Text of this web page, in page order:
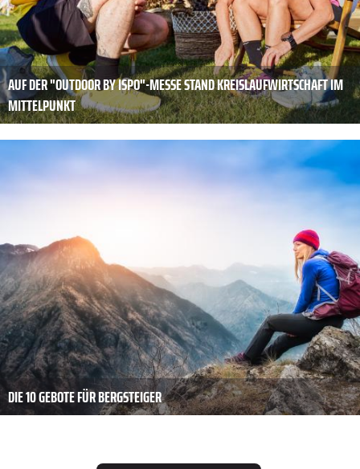
AUF DER "OUTDOOR BY ISPO"-­­MESSE STAND KREISLAUFWIRTSCHAFT IM
MITTELPUNKT
DIE 10 GEBOTE FÜR BERGSTEIGER